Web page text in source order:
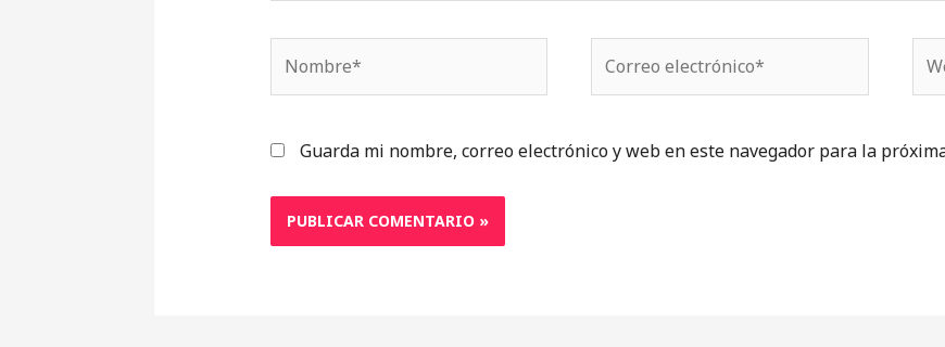
electrónico*
Guarda mi nombre, correo electrónico y web en este navegador para la